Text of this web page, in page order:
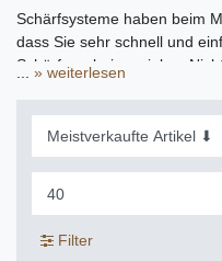
Schärfsysteme haben beim
dass Sie sehr schnell und
Schärfergebnis erzielen.
ganz so schonend für die
Material und kann bei
Folgende Schärfsysteme
Messer schärfen:
» weiterlesen
Filter